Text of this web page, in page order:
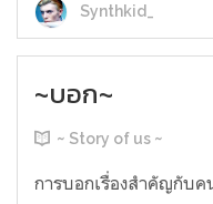
Synthkid_
~บอก~
~ Story of us ~
การบอกเรื่องสำคัญกับ